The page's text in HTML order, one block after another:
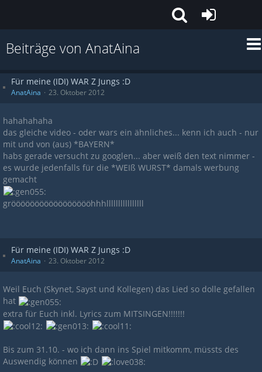
Beiträge von AnatAina
Für meine (IDI) WAR Z Jungs :D
AnatAina 23. Oktober 2012
hahahahaha
das gleiche video - oder wars ein ähnliches... kenn ich auch - nur
mit und von (aus) *BAYERN*
habs gerade versucht zu googlen... aber weiß den text nimmer -
es wurde jedenfalls für die *WEIß WURST* damals werbung
gemacht
gröööööööööööööööööhhhllllllllllllllll
Für meine (IDI) WAR Z Jungs :D
AnatAina 23. Oktober 2012
Weil Euch (Skynet, Sayst und Kollegen) das Lied so dolle gefallen
hat
extra für Euch inkl. Lyrics zum MITSINGEN!!!!!!!
Bis zum 31.10. - wo ich dann ins Spiel mitkomm, müssts des
Auswendig können